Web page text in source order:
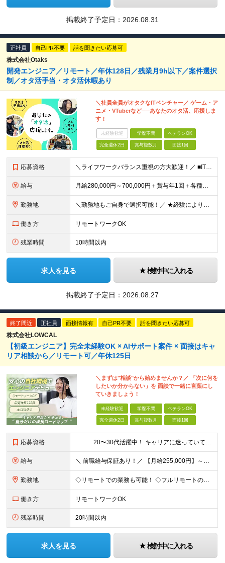
掲載終了予定日： 2026.08.31
正社員 自己PR不要 話を聞きたい応募可
株式会社Otaks
開発エンジニア／リモート／年休128日／残業月9h以下／案件選択
制／オタ活手当・オタ活休暇あり
＼社員全員がオタクなITベンチャー／ ゲーム・ア
ニメ・VTuberなど──あなたのオタ活、応援しま
す！
未経験歓迎 学歴不問 ベテランOK
完全週休2日 賞与複数月 面接1回
応募資格 ＼ライフワークバランス重視の方大歓迎！／ ■IT業界で何かしらの実務経験をお持ちの方（1年以上） ※技術領域や工程は不問です。 ＼こんな方はぜひご応募ください！／ ★何かに熱中できる方 ★趣味も仕事
給与 月給280,000円～700,000円＋賞与年1回＋各種手当 ★上記にはみなし残業代として月30時間分（47,750円～130,424円）を含みます。超過分は別途支給します ★経験やスキル、キャリアの
勤務地 ＼勤務地もご自身で選択可能！／ ★経験によりフルリモートも対応いたします！ ★関東への転居を希望する場合は引っ越し補助あり！ 全国からのご応募お待ちしております！ ・首都圏（東京都、神奈川県、埼玉県
働き方 リモートワークOK
残業時間 10時間以内
求人を見る 検討中に入れる
掲載終了予定日： 2026.08.27
終了間近 正社員 面接情報有 自己PR不要 話を聞きたい応募可
株式会社LOWCAL
【初級エンジニア】完全未経験OK × AIサポート案件 × 面接はキャ
リア相談から／リモート可／年休125日
＼まずは"相談"から始めませんか？／ 「次に何を
したいか分からない」を 面談で一緒に言葉にし
ていきましょう！
未経験歓迎 学歴不問 ベテランOK
完全週休2日 賞与複数月 面接1回
応募資格 20〜30代活躍中！ キャリアに迷っていても大丈夫。 ＼まずは相談から始めませんか？／ 【学歴不問／職種未経験歓迎／職務経歴一切不問！】 《 こんな方にオススメです！ 》 ◇パソコンやIT
給与 ＼ 前職給与保証あり！／ 【月給255,000円】～＋各種手当 ※試用期間3ヶ月も待遇に変わりなし ※経験・スキルを考慮の上、決定します ※みなし残業37時間分（57,200円～）含む★超過分全額支給
勤務地 ◇リモートでの業務も可能！ ◇フルリモートの実績もあり！ ◇勤務地やお住いの地域や希望を考慮 ◇転居を伴う転勤なし 入社後1～2年は自社で開発業務に慣れるところからスタート◎ ゆくゆくは、東京23
働き方 リモートワークOK
残業時間 20時間以内
求人を見る 検討中に入れる